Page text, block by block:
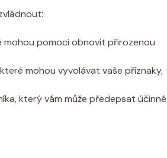
mohou pomoci obnovit přirozenou
mohou vyvolávat vaše příznaky,
který vám může předepsat účinné